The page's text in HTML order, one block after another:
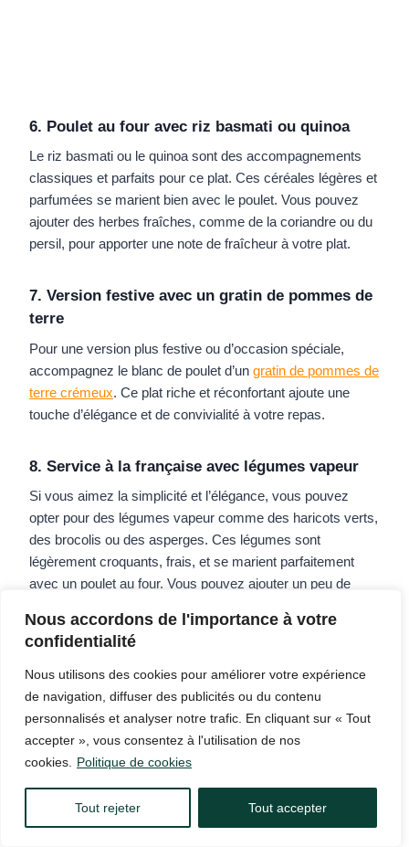
Nous accordons de l'importance à votre
confidentialité
Nous utilisons des cookies pour améliorer votre expérience
de navigation, diffuser des publicités ou du contenu
personnalisés et analyser notre trafic. En cliquant sur « Tout
accepter », vous consentez à l'utilisation de nos
cookies.
Politique de cookies
Tout rejeter Tout accepter
6. Poulet au four avec riz basmati ou quinoa
Le riz basmati ou le quinoa sont des accompagnements
classiques et parfaits pour ce plat. Ces céréales légères et
parfumées se marient bien avec le poulet. Vous pouvez
ajouter des herbes fraîches, comme de la coriandre ou du
persil, pour apporter une note de fraîcheur à votre plat.
7. Version festive avec un gratin de pommes de
terre
Pour une version plus festive ou d’occasion spéciale,
accompagnez le blanc de poulet d’un gratin de pommes de
terre crémeux. Ce plat riche et réconfortant ajoute une
touche d’élégance et de convivialité à votre repas.
8. Service à la française avec légumes vapeur
Si vous aimez la simplicité et l’élégance, vous pouvez
opter pour des légumes vapeur comme des haricots verts,
des brocolis ou des asperges. Ces légumes sont
légèrement croquants, frais, et se marient parfaitement
avec un poulet au four. Vous pouvez ajouter un peu de
gourmandise.